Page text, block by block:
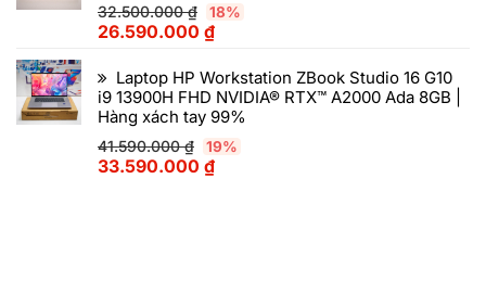
32.500.000₫ 18%
26.590.000 ₫
Laptop HP Workstation ZBook Studio 16 G10
i9 13900H FHD NVIDIA® RTX™ A2000 Ada 8GB |
Hàng xách tay 99%
41.590.000₫ 19%
33.590.000 ₫